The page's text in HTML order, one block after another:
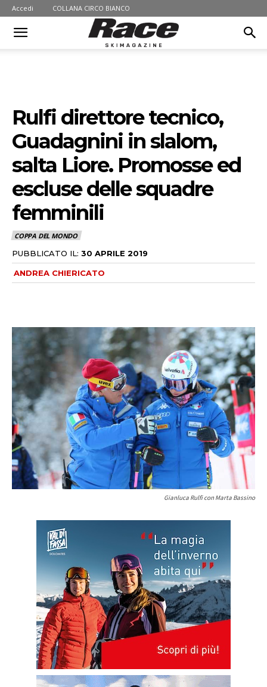
Accedi COLLANA CIRCO BIANCO
Rulfi direttore tecnico,
Guadagnini in slalom,
salta Liore. Promosse ed
escluse delle squadre
femminili
COPPA DEL MONDO
PUBBLICATO IL: 30 APRILE 2019
ANDREA CHIERICATO
Gianluca Rulfi con Marta Bassino